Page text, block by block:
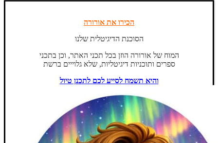
הכירו את אורורה
הסוכנת הדיגיטלית שלנו
המוח של אורורה הוזן בכל תכני האתר, וכן בתכני
ספרים ותוכניות דיגיטליות, שלא גלוייים ברשת
והיא תשמח לסייע לכם לתכנן טיול